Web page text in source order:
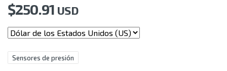
$250.91 USD
Sensores de presión